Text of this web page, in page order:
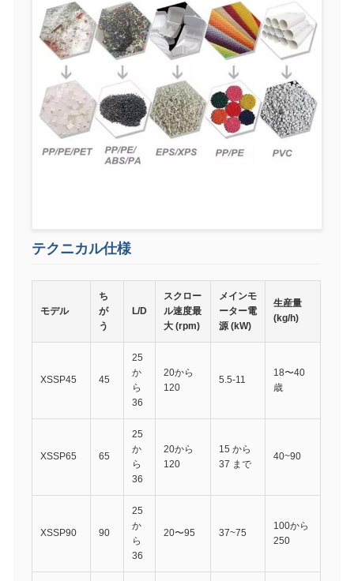
テクニカル仕様
モデル
ち
が
う
L/D
スクロー
ル速度最
大 (rpm)
メインモ
ーター電
源 (kW)
生産量
(kg/h)
XSSP45 45
25
か
ら
36
20から
120
5.5-11
18〜40
歳
XSSP65 65
25
か
ら
36
20から
120
15 から
37 まで
40~90
XSSP90 90
25
か
ら
36
20〜95 37~75
100から
250